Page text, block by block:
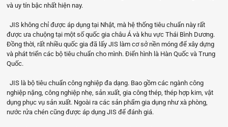
và uy tín bậc nhất hiện nay.
JIS không chỉ được áp dụng tại Nhật, mà hệ thống tiêu chuẩn này rất
được ưa chuộng tại một số quốc gia châu Á và khu vực Thái Bình Dương.
Đồng thời, rất nhiều quốc gia đã lấy JIS làm cơ sở nền móng để xây dựng
và phát triển các bộ tiêu chuẩn cho mình. Điển hình là Hàn Quốc và Trung
Quốc.
JIS là bộ tiêu chuẩn công nghiệp đa dạng. Bao gồm các ngành công
nghiệp nặng, công nghiệp nhẹ, sản xuất, gia công thép, thép hợp kim, vật
dụng phục vụ sản xuất. Ngoài ra các sản phẩm gia dụng như xà phòng,
nước rửa chén cũng được áp dụng JIS để đánh giá.